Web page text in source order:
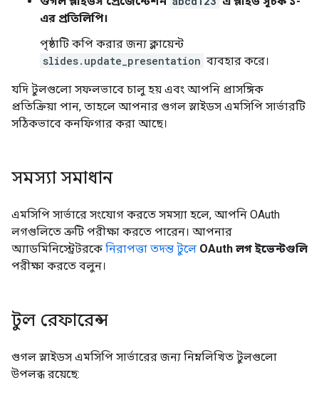
এর প্রতিলিপি।
পৃষ্ঠাটি কপি করার জন্য ক্লায়েন্ট
slides.update_presentation ব্যবহার করে।
যদি টুলগুলো সফলভাবে চালু হয় এবং আপনি প্রাসঙ্গিক
প্রতিক্রিয়া পান, তাহলে আপনার গুগল স্লাইডস এমসিপি সার্ভারটি
সঠিকভাবে কনফিগার করা আছে।
সমস্যা সমাধান
এমসিপি সার্ভারে সংযোগ করতে সমস্যা হলে, আপনি OAuth
লগগুলিতে ত্রুটি পরীক্ষা করতে পারেন। আপনার
অ্যাডমিনিস্ট্রেটরকে নিরাপত্তা তদন্ত টুলে OAuth লগ ইভেন্টগুলি
পরীক্ষা করতে বলুন।
টুল রেফারেন্স
গুগল স্লাইডস এমসিপি সার্ভারের জন্য নিম্নলিখিত টুলগুলো
উপলব্ধ রয়েছে: